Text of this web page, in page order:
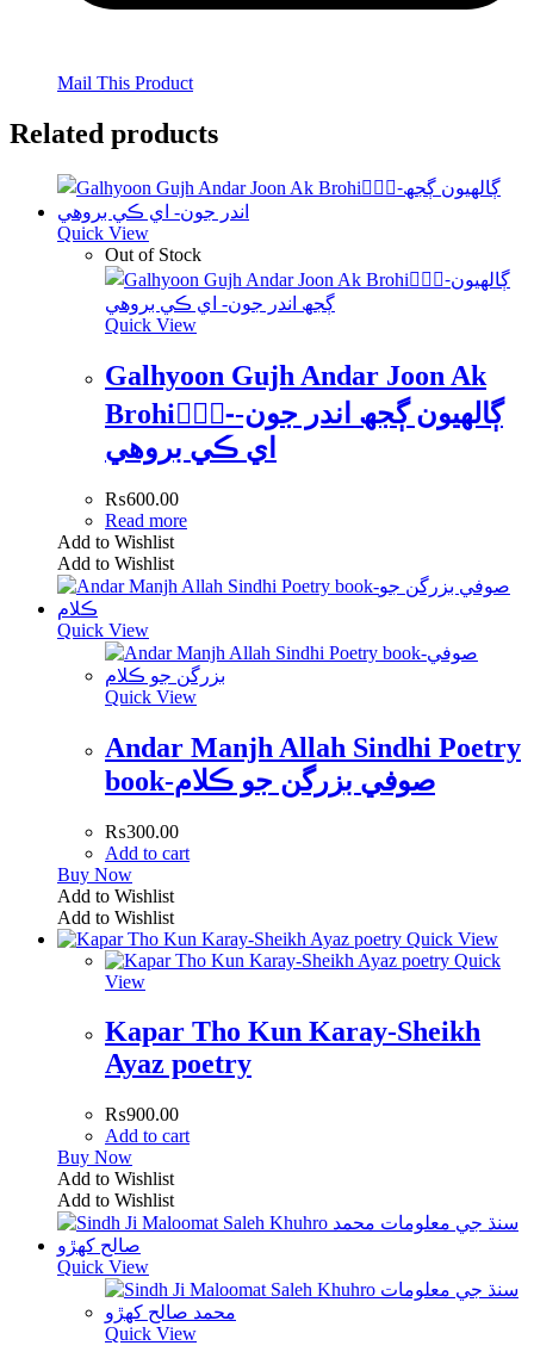
Mail This Product
Related products
Quick View
Out of Stock
Quick View
Galhyoon Gujh Andar Joon Ak
Brohi-ًًًڳالھيون ڳجھ اندر جون-
اي ڪي بروھي
₨600.00
Read more
Add to Wishlist
Add to Wishlist
Quick View
Quick View
Andar Manjh Allah Sindhi Poetry
book-صوفي بزرگن جو ڪلام
₨300.00
Add to cart
Buy Now
Add to Wishlist
Add to Wishlist
Quick View
Quick
View
Kapar Tho Kun Karay-Sheikh
Ayaz poetry
₨900.00
Add to cart
Buy Now
Add to Wishlist
Add to Wishlist
Quick View
Quick View